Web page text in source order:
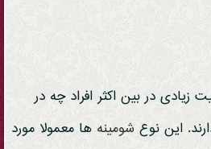
زیادی در بین اکثر افراد چه در
این نوع شومینه ها معمولا مورد